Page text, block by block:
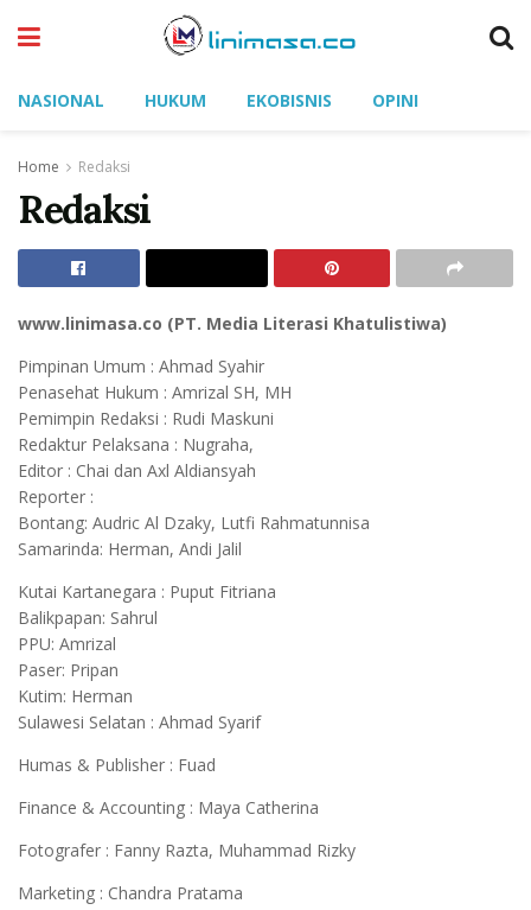
NASIONAL HUKUM EKOBISNIS OPINI
Home Redaksi
Redaksi
www.linimasa.co (PT. Media Literasi Khatulistiwa)
Pimpinan Umum : Ahmad Syahir
Penasehat Hukum : Amrizal SH, MH
Pemimpin Redaksi : Rudi Maskuni
Redaktur Pelaksana : Nugraha,
Editor : Chai dan Axl Aldiansyah
Reporter :
Bontang: Audric Al Dzaky, Lutfi Rahmatunnisa
Samarinda: Herman, Andi Jalil
Kutai Kartanegara : Puput Fitriana
Balikpapan: Sahrul
PPU: Amrizal
Paser: Pripan
Kutim: Herman
Sulawesi Selatan : Ahmad Syarif
Humas & Publisher : Fuad
Finance & Accounting : Maya Catherina
Fotografer : Fanny Razta, Muhammad Rizky
Marketing : Chandra Pratama